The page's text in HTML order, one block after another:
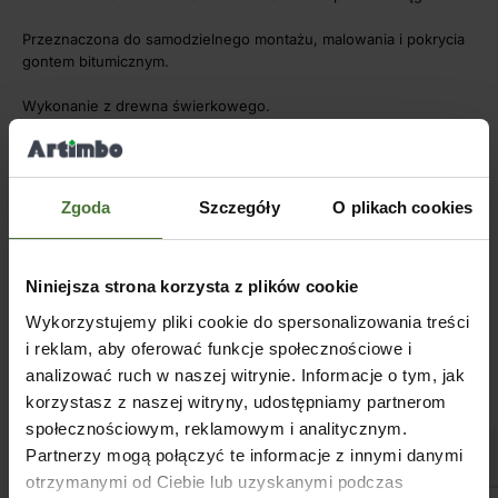
Zgoda Szczegóły O plikach cookies
Niniejsza strona korzysta z plików cookie
Wykorzystujemy pliki cookie do spersonalizowania treści
i reklam, aby oferować funkcje społecznościowe i
analizować ruch w naszej witrynie. Informacje o tym, jak
korzystasz z naszej witryny, udostępniamy partnerom
społecznościowym, reklamowym i analitycznym.
Partnerzy mogą połączyć te informacje z innymi danymi
otrzymanymi od Ciebie lub uzyskanymi podczas
Przeznaczona do samodzielnego montażu, malowania i pokrycia
gontem bitumicznym.
Wykonanie z drewna świerkowego.
W komplecie wszystkie elementy drewniane i łączniki metalowe
do montażu.
Podstawowa wersja nie zawiera kratek, podstaw mocujących
słupy do podłoża i gontów.
Może być wypełniona elementami ozdobnymi lub osłonowymi w
Podłoga dostępna za dodatkową opłatą
Wykonujemy również inne rozmiary altan na zapytanie.
WYMIARY